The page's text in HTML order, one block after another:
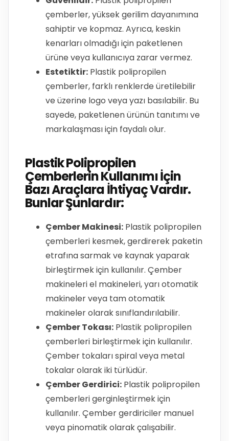
çemberler, yüksek gerilim dayanımına
sahiptir ve kopmaz. Ayrıca, keskin
kenarları olmadığı için paketlenen
ürüne veya kullanıcıya zarar vermez.
Estetiktir: Plastik polipropilen
çemberler, farklı renklerde üretilebilir
ve üzerine logo veya yazı basılabilir. Bu
sayede, paketlenen ürünün tanıtımı ve
markalaşması için faydalı olur.
Plastik Polipropilen
Çemberlerin Kullanımı İçin
Bazı Araçlara İhtiyaç Vardır.
Bunlar Şunlardır:
Çember Makinesi: Plastik polipropilen
çemberleri kesmek, gerdirerek paketin
etrafına sarmak ve kaynak yaparak
birleştirmek için kullanılır. Çember
makineleri el makineleri, yarı otomatik
makineler veya tam otomatik
makineler olarak sınıflandırılabilir.
Çember Tokası: Plastik polipropilen
çemberleri birleştirmek için kullanılır.
Çember tokaları spiral veya metal
tokalar olarak iki türlüdür.
Çember Gerdirici: Plastik polipropilen
çemberleri gerginleştirmek için
kullanılır. Çember gerdiriciler manuel
veya pinomatik olarak çalışabilir.